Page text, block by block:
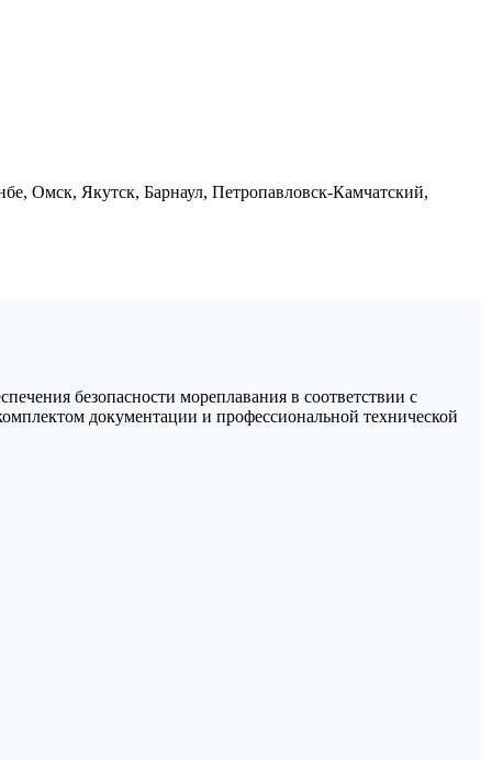
Омск, Якутск, Барнаул, Петропавловск-Камчатский,
безопасности мореплавания в соответствии с
документации и профессиональной технической